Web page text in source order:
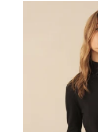
Buzo tejido de